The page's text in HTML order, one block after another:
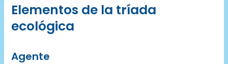
Elementos de la tríada
ecológica
Agente